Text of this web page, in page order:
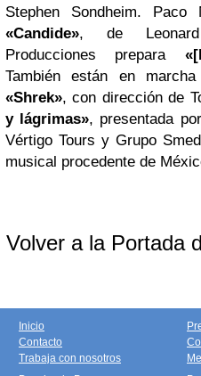
Stephen Sondheim.
«Candide», de
Producciones prepara
También están en
«Shrek», con dirección de
y lágrimas», presentada
Vértigo Tours y Grupo
musical procedente de
Volver a la Portada
Inicio
Contacto
Trabaja con nosotros